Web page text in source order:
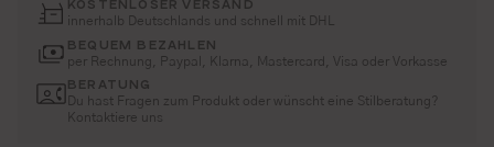
KOSTENLOSER VERSAND
innerhalb Deutschlands und schnell mit DHL
BEQUEM BEZAHLEN
per Rechnung, Paypal, Klarna, Mastercard, Visa oder Vorkasse
BERATUNG
Du hast Fragen zum Produkt oder wünscht eine Stilberatung?
Kontaktiere uns